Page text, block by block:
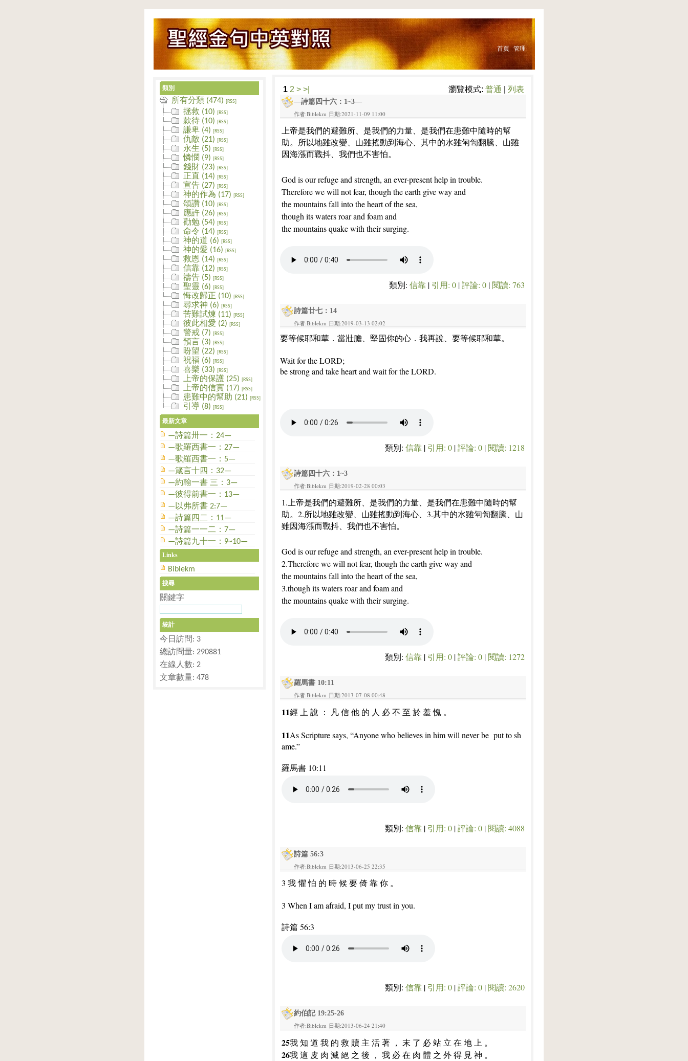
首頁 管理
1 2 > >| 瀏覽模式: 普通 列表
—詩篇四十六：1~3—
作者:Biblekm 日期:2021-11-09 11:00
上帝是我們的避難所、是我們的力量、是我們在患難中隨時的幫
助。所以地雖改變、山雖搖動到海心、其中的水雖匉訇翻騰、山雖
因海漲而戰抖、我們也不害怕。
God is our refuge and strength, an ever-present help in trouble.
Therefore we will not fear, though the earth give way and
the mountains fall into the heart of the sea,
though its waters roar and foam and
the mountains quake with their surging.
類別: 信靠 | 引用: 0 |評論: 0 |閱讀: 763
詩篇廿七：14
作者:Biblekm 日期:2019-03-13 02:02
要等候耶和華．當壯膽、堅固你的心．我再說、要等候耶和華。
Wait for the LORD;
be strong and take heart and wait for the LORD.
類別: 信靠 | 引用: 0 |評論: 0 |閱讀: 1218
詩篇四十六：1~3
作者:Biblekm 日期:2019-02-28 00:03
1.上帝是我們的避難所、是我們的力量、是我們在患難中隨時的幫
助。2.所以地雖改變、山雖搖動到海心、3.其中的水雖匉訇翻騰、山
雖因海漲而戰抖、我們也不害怕。
God is our refuge and strength, an ever-present help in trouble.
2.Therefore we will not fear, though the earth give way and
the mountains fall into the heart of the sea,
3.though its waters roar and foam and
the mountains quake with their surging.
類別: 信靠 | 引用: 0 |評論: 0 |閱讀: 1272
羅馬書 10:11
作者:Biblekm 日期:2013-07-08 00:48
11經 上 說 ： 凡 信 他 的 人 必 不 至 於 羞 愧 。
11As Scripture says, “Anyone who believes in him will never be put to sh
ame.”
羅馬書 10:11
類別: 信靠 | 引用: 0 |評論: 0 |閱讀: 4088
詩篇 56:3
作者:Biblekm 日期:2013-06-25 22:35
3 我 懼 怕 的 時 候 要 倚 靠 你 。
3 When I am afraid, I put my trust in you.
詩篇 56:3
類別: 信靠 | 引用: 0 |評論: 0 |閱讀: 2620
約伯記 19:25-26
作者:Biblekm 日期:2013-06-24 21:40
25我 知 道 我 的 救 贖 主 活 著 ， 末 了 必 站 立 在 地 上 。
26我 這 皮 肉 滅 絕 之 後 ， 我 必 在 肉 體 之 外 得 見 神 。
類別
所有分類 (474) [RSS]
拯救 (10) [RSS]
款待 (10) [RSS]
謙卑 (4) [RSS]
仇敵 (21) [RSS]
永生 (5) [RSS]
憐憫 (9) [RSS]
錢財 (23) [RSS]
正直 (14) [RSS]
宣告 (27) [RSS]
神的作為 (17) [RSS]
頌讚 (10) [RSS]
應許 (26) [RSS]
勸勉 (54) [RSS]
命令 (14) [RSS]
神的道 (6) [RSS]
神的愛 (16) [RSS]
救恩 (14) [RSS]
信靠 (12) [RSS]
禱告 (5) [RSS]
聖靈 (6) [RSS]
悔改歸正 (10) [RSS]
尋求神 (6) [RSS]
苦難試煉 (11) [RSS]
彼此相愛 (2) [RSS]
警戒 (7) [RSS]
預言 (3) [RSS]
盼望 (22) [RSS]
祝福 (6) [RSS]
喜樂 (33) [RSS]
上帝的保護 (25) [RSS]
上帝的信實 (17) [RSS]
患難中的幫助 (21) [RSS]
引導 (8) [RSS]
最新文章
—詩篇卅一：24—
—歌羅西書一：27—
—歌羅西書一：5—
—箴言十四：32—
—約翰一書 三：3—
—彼得前書一：13—
—以弗所書 2:7—
—詩篇四二：11—
—詩篇一一二：7—
—詩篇九十一：9~10—
Links
Biblekm
搜尋
關鍵字
統計
今日訪問: 3
總訪問量: 290881
在線人數: 2
文章數量: 478